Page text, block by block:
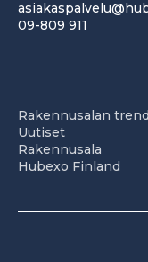
09-809 911
Rakennusalan
Uutiset
Rakennusala
Hubexo Finland